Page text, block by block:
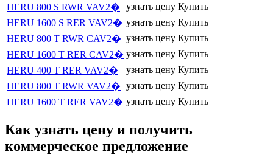
HERU 800 S RWR VAV2�
узнать цену Купить
HERU 1600 S RER VAV2� узнать цену Купить
HERU 800 T RWR CAV2� узнать цену Купить
HERU 1600 T RER CAV2� узнать цену Купить
HERU 400 T RER VAV2�
узнать цену Купить
HERU 800 T RWR VAV2� узнать цену Купить
HERU 1600 T RER VAV2� узнать цену Купить
Как узнать цену и получить
коммерческое предложение